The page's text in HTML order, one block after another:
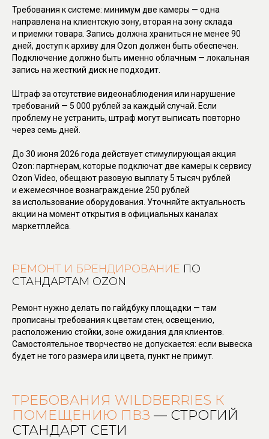
Требования к системе: минимум две камеры — одна
направлена на клиентскую зону, вторая на зону склада
и приемки товара. Запись должна храниться не менее 90
дней, доступ к архиву для Ozon должен быть обеспечен.
Подключение должно быть именно облачным — локальная
запись на жесткий диск не подходит.
Штраф за отсутствие видеонаблюдения или нарушение
требований — 5 000 рублей за каждый случай. Если
проблему не устранить, штраф могут выписать повторно
через семь дней.
До 30 июня 2026 года действует стимулирующая акция
Ozon: партнерам, которые подключат две камеры к сервису
Ozon Video, обещают разовую выплату 5 тысяч рублей
и ежемесячное вознаграждение 250 рублей
за использование оборудования. Уточняйте актуальность
акции на момент открытия в официальных каналах
маркетплейса.
РЕМОНТ И БРЕНДИРОВАНИЕ ПО
СТАНДАРТАМ OZON
Ремонт нужно делать по гайдбуку площадки — там
прописаны требования к цветам стен, освещению,
расположению стойки, зоне ожидания для клиентов.
Самостоятельное творчество не допускается: если вывеска
будет не того размера или цвета, пункт не примут.
ТРЕБОВАНИЯ WILDBERRIES К
ПОМЕЩЕНИЮ ПВЗ — СТРОГИЙ
СТАНДАРТ СЕТИ